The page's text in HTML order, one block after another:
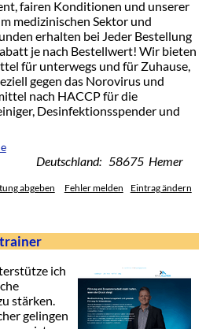
fairen Konditionen und unserer
medizinischen Sektor und
erhalten bei Jeder Bestellung
je nach Bestellwert! Wir bieten
für unterwegs und für Zuhause,
gegen das Norovirus und
nach HACCP für die
Desinfektionsspender und
Deutschland: 58675 Hemer
abgeben Fehler melden Eintrag ändern
ich
stärken.
gelingen